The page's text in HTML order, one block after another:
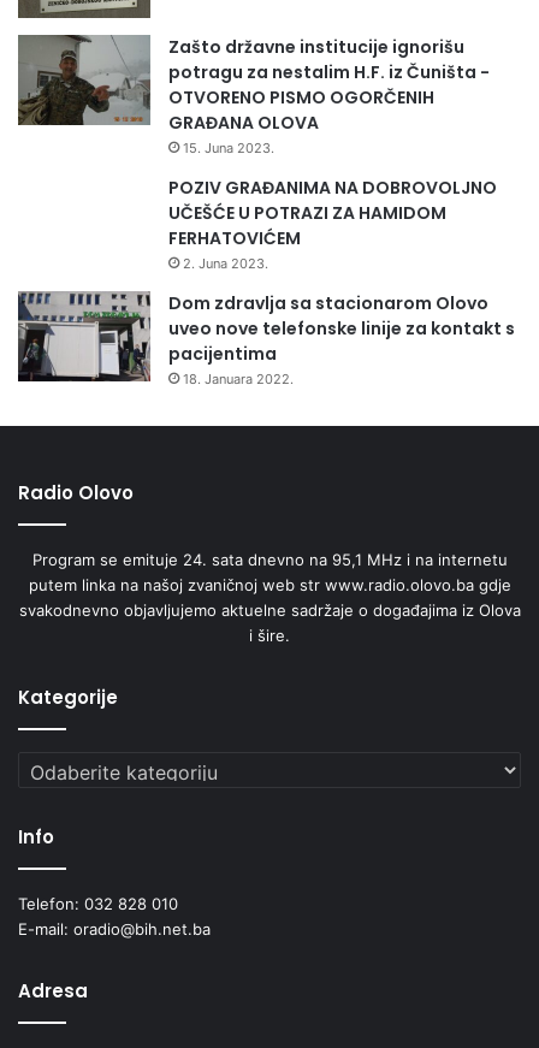
Zašto državne institucije ignorišu
potragu za nestalim H.F. iz Čuništa -
OTVORENO PISMO OGORČENIH
GRAĐANA OLOVA
15. Juna 2023.
POZIV GRAĐANIMA NA DOBROVOLJNO
UČEŠĆE U POTRAZI ZA HAMIDOM
FERHATOVIĆEM
2. Juna 2023.
Dom zdravlja sa stacionarom Olovo
uveo nove telefonske linije za kontakt s
pacijentima
18. Januara 2022.
Radio Olovo
Program se emituje 24. sata dnevno na 95,1 MHz i na internetu
putem linka na našoj zvaničnoj web str www.radio.olovo.ba gdje
svakodnevno objavljujemo aktuelne sadržaje o događajima iz Olova
i šire.
Kategorije
Kategorije
Info
Telefon: 032 828 010
E-mail: oradio@bih.net.ba
Adresa